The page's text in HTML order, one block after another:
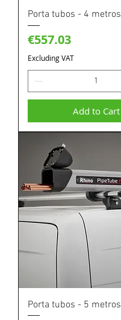
Porta tubos - 4 metros
Price
€557.03
Excluding VAT
Add to Cart
Porta tubos - 5 metros